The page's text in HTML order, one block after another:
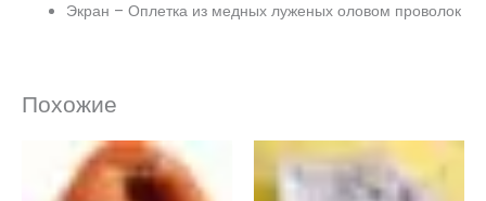
Экран – Оплетка из медных луженых оловом проволок
Похожие